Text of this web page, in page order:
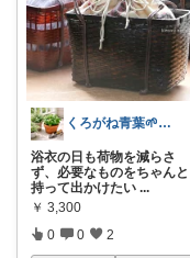
くろがね青葉🌱50代の暮らしと手仕事
浴衣の日も荷物を減らさ
ず、必要なものをちゃんと
持って出かけたい ...
￥ 3,300
0 0 2